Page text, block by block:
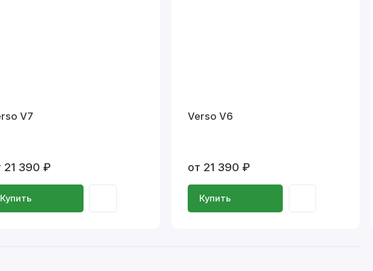
V7
21 390 ₽
Купить
Verso V6
от 21 390 ₽
Купить